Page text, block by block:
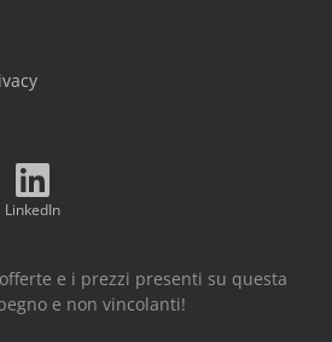
LinkedIn
e i prezzi presenti su questa
e non vincolanti!